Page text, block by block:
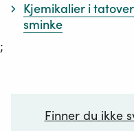
Kjemikalier i
sminke
;
Finner du ikke